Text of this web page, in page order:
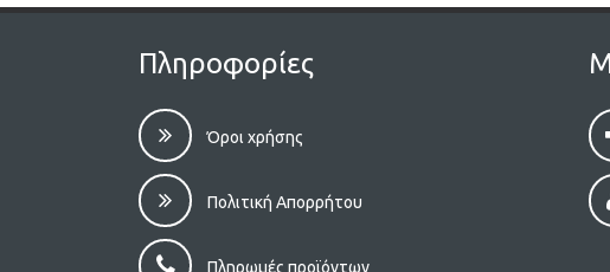
Πληροφορίες
Όροι χρήσης
Πολιτική Απορρήτου
Πληρωμές προϊόντων